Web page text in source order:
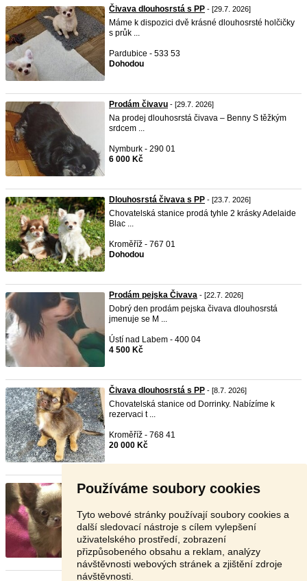
Používáme soubory cookies
Tyto webové stránky používají soubory cookies a
další sledovací nástroje s cílem vylepšení
uživatelského prostředí, zobrazení
přizpůsobeného obsahu a reklam, analýzy
návštěvnosti webových stránek a zjištění zdroje
návštěvnosti.
Čivava dlouhosrstá s PP - [29.7. 2026]
Máme k dispozici dvě krásné dlouhosrsté holčičky
s průk ...
Pardubice - 533 53
Dohodou
Prodám čivavu - [29.7. 2026]
Na prodej dlouhosrstá čivava – Benny S těžkým
srdcem ...
Nymburk - 290 01
6 000 Kč
Dlouhosrstá čivava s PP - [23.7. 2026]
Chovatelská stanice prodá tyhle 2 krásky Adelaide
Blac ...
Kroměříž - 767 01
Dohodou
Prodám pejska Čivava - [22.7. 2026]
Dobrý den prodám pejska čivava dlouhosrstá
jmenuje se M ...
Ústí nad Labem - 400 04
4 500 Kč
Čivava dlouhosrstá s PP - [8.7. 2026]
Chovatelská stanice od Dorrinky. Nabízíme k
rezervaci t ...
Kroměříž - 768 41
20 000 Kč
Čivava štěňátka s PP- [6.7. 2026]
s PP(pr ...
Karlovy Vary - 360 01
Dohodou